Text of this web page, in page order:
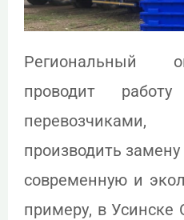
Региональный
проводит
производить
современную и
примеру, в